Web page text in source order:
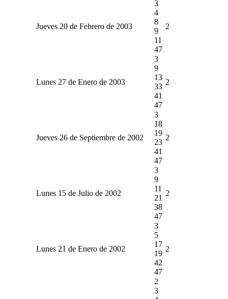
Jueves 20 de Febrero de 2003
3
4
8
9
11
47
2
Lunes 27 de Enero de 2003
3
9
13
33
41
47
2
Jueves 26 de Septiembre de 2002
3
18
19
23
41
47
2
Lunes 15 de Julio de 2002
3
9
11
21
38
47
2
Lunes 21 de Enero de 2002
3
5
17
19
42
47
2
2
3